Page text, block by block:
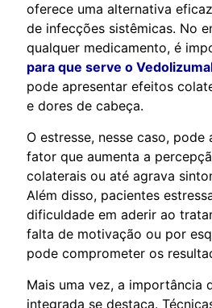
oferece uma alternativa
de infecções sistêmicas. No
qualquer medicamento, é
para que serve o
pode apresentar efeitos
e dores de cabeça.
O estresse, nesse caso, pode
fator que aumenta a
colaterais ou até agrava
Além disso, pacientes
dificuldade em aderir ao
falta de motivação ou por
pode comprometer os
Mais uma vez, a importância
integrada se destaca.